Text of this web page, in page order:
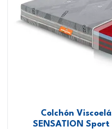
Colchón
SENSATION